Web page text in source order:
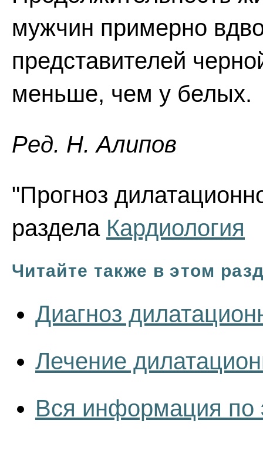
мужчин примерно
представителей
меньше, чем у белых.
Ред. Н. Алипов
"Прогноз
раздела Кардиология
Читайте также в этом
Диагноз
Лечение
Вся информация по